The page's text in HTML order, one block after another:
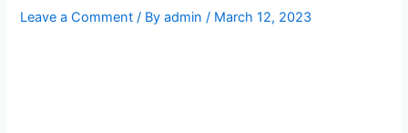
Leave a Comment / Byadmin/ March 12, 2023